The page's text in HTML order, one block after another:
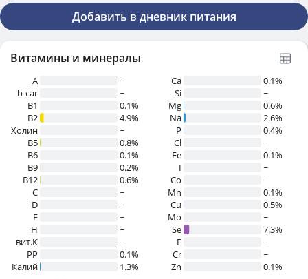
Добавить в дневник питания
Витамины и минералы
A
~
b-car
~
В1
0.1%
B2
4.9%
Холин
~
B5
0.8%
B6
0.1%
B9
0.2%
B12
0.6%
C
~
D
~
E
~
H
~
вит.К
~
PP
0.1%
Калий
1.3%
Ca
0.1%
Si
~
Mg
0.6%
Na
2.6%
P
0.4%
Cl
~
Fe
0.1%
I
~
Co
~
Mn
0.1%
Cu
0.5%
Mo
~
Se
7.3%
F
~
Cr
~
Zn
0.1%